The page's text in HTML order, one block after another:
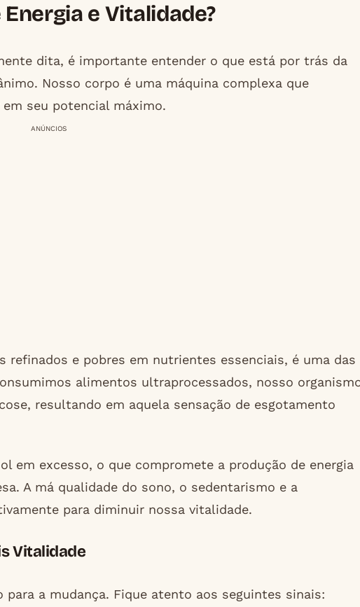
e Vitalidade?
dita, é importante entender o que está por trás da
Nosso corpo é uma máquina complexa que
seu potencial máximo.
ANÚNCIOS
refinados e pobres em nutrientes essenciais, é uma das
alimentos ultraprocessados, nosso
resultando em aquela sensação de esgotamento
em excesso, o que compromete a produção de energia
A má qualidade do sono, o sedentarismo e a
para diminuir nossa vitalidade.
Vitalidade
a mudança. Fique atento aos seguintes sinais: